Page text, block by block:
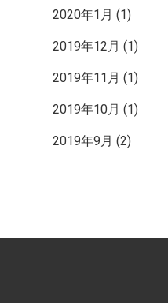
2020年1月 (1)
2019年12月 (1)
2019年11月 (1)
2019年10月 (1)
2019年9月 (2)